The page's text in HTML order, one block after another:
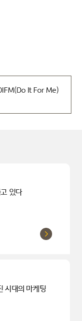
It For Me)
있다
시대의 마케팅